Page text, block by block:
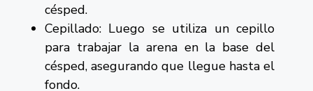
césped.
Cepillado: Luego se utiliza un cepillo
para trabajar la arena en la base del
césped, asegurando que llegue hasta el
fondo.